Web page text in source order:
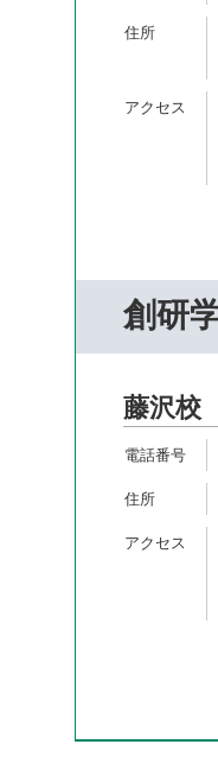
創研
藤沢校